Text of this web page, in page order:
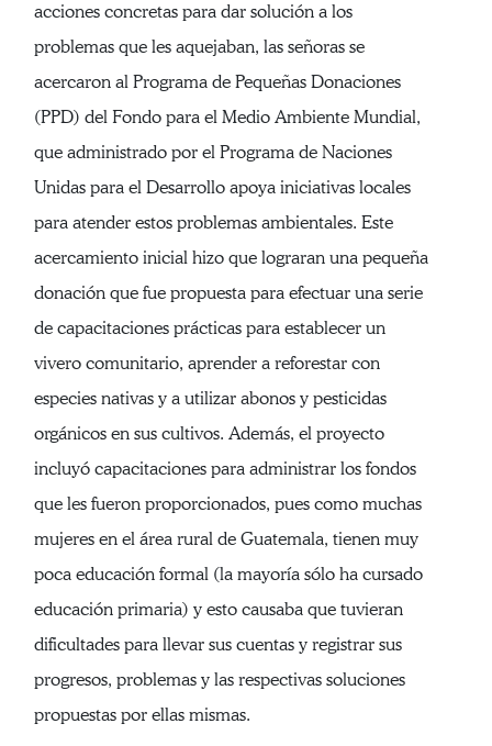
acciones concretas para dar solución a los
problemas que les aquejaban, las señoras se
acercaron al Programa de Pequeñas Donaciones
(PPD) del Fondo para el Medio Ambiente Mundial,
que administrado por el Programa de Naciones
Unidas para el Desarrollo apoya iniciativas locales
para atender estos problemas ambientales. Este
acercamiento inicial hizo que lograran una pequeña
donación que fue propuesta para efectuar una serie
de capacitaciones prácticas para establecer un
vivero comunitario, aprender a reforestar con
especies nativas y a utilizar abonos y pesticidas
orgánicos en sus cultivos. Además, el proyecto
incluyó capacitaciones para administrar los fondos
que les fueron proporcionados, pues como muchas
mujeres en el área rural de Guatemala, tienen muy
poca educación formal (la mayoría sólo ha cursado
educación primaria) y esto causaba que tuvieran
dificultades para llevar sus cuentas y registrar sus
progresos, problemas y las respectivas soluciones
propuestas por ellas mismas.